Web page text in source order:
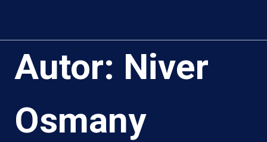
Autor: Niver
Osmany